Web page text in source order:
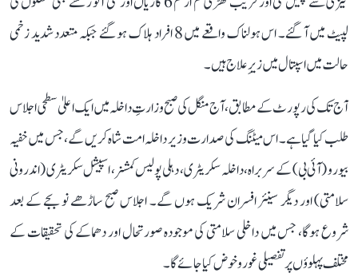
لپیٹ میں آ گئے۔ اس ہولناک واقعے میں 8 افراد ہلاک ہو گئے جبکہ متعدد شدید زخمی
حالت میں اسپتال میں زیرِ علاج ہیں۔
آج تک کی رپورٹ کے مطابق، آج منگل کی صبح وزارتِ داخلہ میں ایک اعلیٰ سطحی اجلاس
طلب کیا گیا ہے۔ اس میٹنگ کی صدارت وزیر داخلہ امت شاہ کریں گے، جس میں خفیہ
بیورو (آئی بی) کے سربراہ، داخلہ سکریٹری، دہلی پولیس کمشنر، اسپیشل سکریٹری (اندرونی
سلامتی) اور دیگر سینئر افسران شریک ہوں گے۔ اجلاس صبح ساڑھے نو بجے کے بعد
شروع ہوگا، جس میں داخلی سلامتی کی موجودہ صورتحال اور دھماکے کی تحقیقات کے
مختلف پہلوؤں پر تفصیلی غور و خوض کیا جائے گا۔